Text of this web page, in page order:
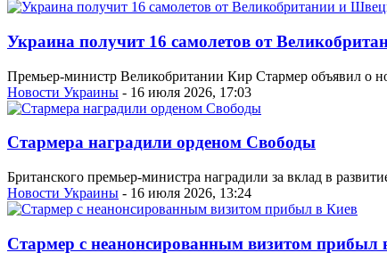
Украина получит 16 самолетов от
Премьер-министр Великобритании Кир Стармер объявил о
Новости Украины - 16 июля 2026, 17:03
Стармера наградили орденом Свободы
Британского премьер-министра наградили за вклад в
Новости Украины - 16 июля 2026, 13:24
Стармер с неанонсированным визитом прибыл